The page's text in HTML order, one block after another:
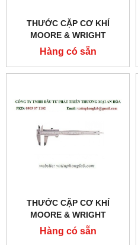
THƯỚC CẶP CƠ KHÍ
MOORE & WRIGHT
MODEL:MW150-62
Hàng có sẵn
THƯỚC CẶP CƠ KHÍ
MOORE & WRIGHT
MODEL:MW110-20
Hàng có sẵn